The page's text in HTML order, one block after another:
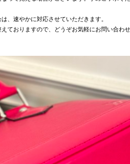
、速やかに対応させていただきます。
ておりますので、どうぞお気軽にお問い合わせ